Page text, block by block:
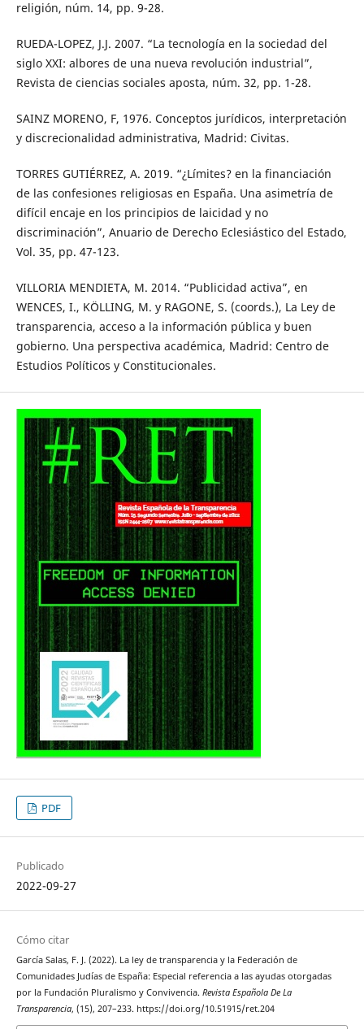
religión, núm. 14, pp. 9-28.
RUEDA-LOPEZ, J.J. 2007. “La tecnología en la sociedad del
siglo XXI: albores de una nueva revolución industrial”,
Revista de ciencias sociales aposta, núm. 32, pp. 1-28.
SAINZ MORENO, F, 1976. Conceptos jurídicos, interpretación
y discrecionalidad administrativa, Madrid: Civitas.
TORRES GUTIÉRREZ, A. 2019. “¿Límites? en la financiación
de las confesiones religiosas en España. Una asimetría de
difícil encaje en los principios de laicidad y no
discriminación”, Anuario de Derecho Eclesiástico del Estado,
Vol. 35, pp. 47-123.
VILLORIA MENDIETA, M. 2014. “Publicidad activa”, en
WENCES, I., KÖLLING, M. y RAGONE, S. (coords.), La Ley de
transparencia, acceso a la información pública y buen
gobierno. Una perspectiva académica, Madrid: Centro de
Estudios Políticos y Constitucionales.
PDF
Publicado
2022-09-27
Cómo citar
García Salas, F. J. (2022). La ley de transparencia y la Federación de
Comunidades Judías de España: Especial referencia a las ayudas otorgadas
por la Fundación Pluralismo y Convivencia. Revista Española De La
Transparencia, (15), 207–233. https://doi.org/10.51915/ret.204